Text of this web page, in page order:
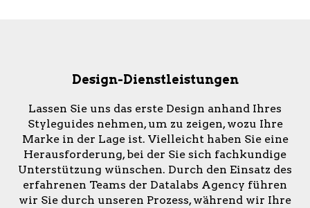
Design-Dienstleistungen
Lassen Sie uns das erste Design anhand Ihres
Styleguides nehmen, um zu zeigen, wozu Ihre
Marke in der Lage ist. Vielleicht haben Sie eine
Herausforderung, bei der Sie sich fachkundige
Unterstützung wünschen. Durch den Einsatz des
erfahrenen Teams der Datalabs Agency führen
wir Sie durch unseren Prozess, während wir Ihre